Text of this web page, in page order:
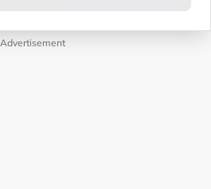
Advertisement